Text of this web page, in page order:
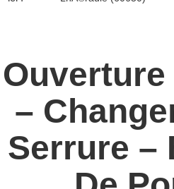
Ouverture
–
Serrure –